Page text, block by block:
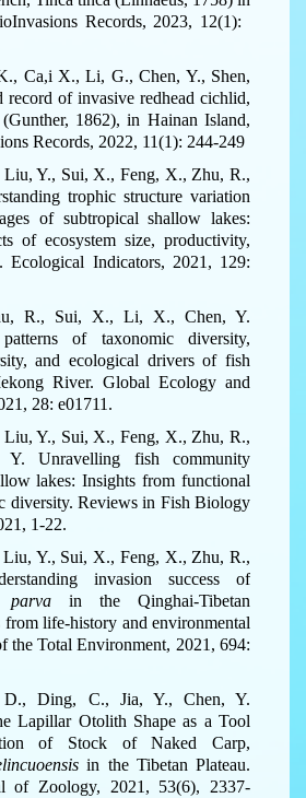
Records, 2023, 12(1):
Ca,i X., Li, G., Chen, Y., Shen,
of invasive redhead cichlid,
(Gunther, 1862), in Hainan Island,
Records, 2022, 11(1): 244-249
Liu, Y., Sui, X., Feng, X., Zhu, R.,
trophic structure variation
of subtropical shallow lakes:
of ecosystem size, productivity,
Ecological Indicators, 2021, 129:
R., Sui, X., Li, X., Chen, Y.
patterns of taxonomic diversity,
and ecological drivers of fish
River. Global Ecology and
28: e01711.
Liu, Y., Sui, X., Feng, X., Zhu, R.,
Unravelling fish community
lakes: Insights from functional
diversity. Reviews in Fish Biology
1-22.
Liu, Y., Sui, X., Feng, X., Zhu, R.,
invasion success of
parva in the Qinghai-Tibetan
from life-history and environmental
the Total Environment, 2021, 694:
Ding, C., Jia, Y., Chen, Y.
Lapillar Otolith Shape as a Tool
of Stock of Naked Carp,
in the Tibetan Plateau.
of Zoology, 2021, 53(6), 2337-